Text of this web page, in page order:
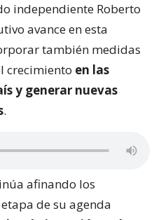
independiente Roberto
avance en esta
también medidas
crecimiento en las
y generar nuevas
.
afinando los
de su agenda